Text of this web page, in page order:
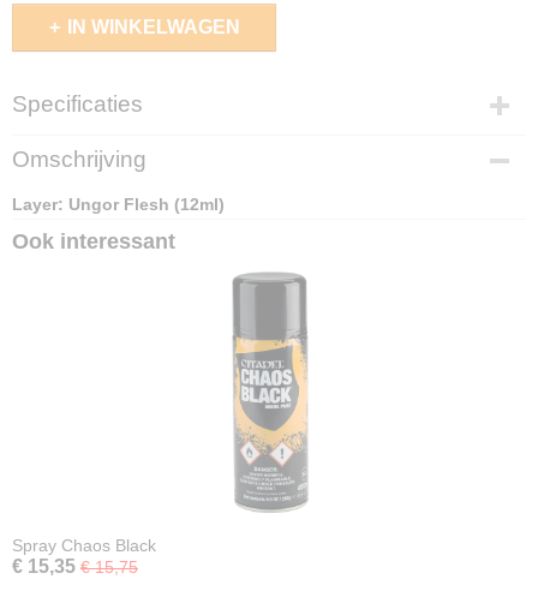
IN WINKELWAGEN
Specificaties
EAN code
5011921186518
Omschrijving
Layer: Ungor Flesh (12ml)
Ook interessant
Spray Chaos Black
€ 15,35 € 15,75